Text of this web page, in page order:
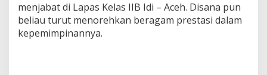
menjabat di Lapas Kelas IIB Idi – Aceh. Disana pun
beliau turut menorehkan beragam prestasi dalam
kepemimpinannya.